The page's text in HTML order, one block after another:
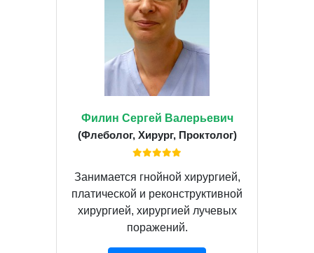
Филин Сергей Валерьевич
(Флеболог, Хирург, Проктолог)
Занимается гнойной хирургией,
платической и реконструктивной
хирургией, хирургией лучевых
поражений.